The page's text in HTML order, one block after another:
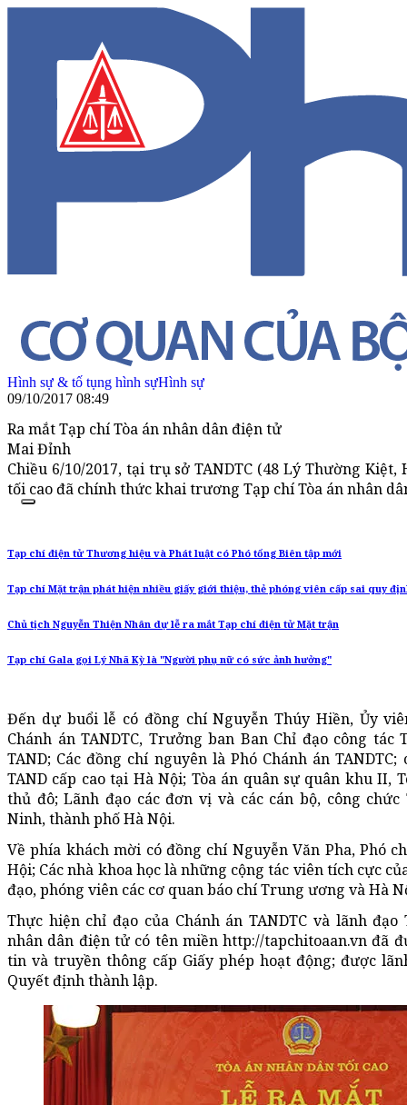
Hình sự & tố tụng hình sựHình sự
09/10/2017 08:49
Ra mắt Tạp chí Tòa án nhân dân điện tử
Mai Đỉnh
Chiều 6/10/2017, tại trụ sở TANDTC (48 Lý Thường Kiệt,
tối cao đã chính thức khai trương Tạp chí Tòa án nhân
Tạp chí điện tử Thương hiệu và Phát luật có Phó tổng Biên tập mới
Tạp chí Mặt trận phát hiện nhiều giấy giới thiệu, thẻ phóng viên cấp sai quy
Chủ tịch Nguyễn Thiện Nhân dự lễ ra mắt Tạp chí điện tử Mặt trận
Tạp chí Gala gọi Lý Nhã Kỳ là "Người phụ nữ có sức ảnh hưởng"
Đến dự buổi lễ có đồng chí Nguyễn Thúy Hiền, Ủy
Chánh án TANDTC, Trưởng ban Ban Chỉ đạo công
TAND; Các đồng chí nguyên là Phó Chánh án TANDTC;
TAND cấp cao tại Hà Nội; Tòa án quân sự quân khu II,
thủ đô; Lãnh đạo các đơn vị và các cán bộ, công chức
Ninh, thành phố Hà Nội.
Về phía khách mời có đồng chí Nguyễn Văn Pha, Phó
Hội; Các nhà khoa học là những cộng tác viên tích cực
đạo, phóng viên các cơ quan báo chí Trung ương và Hà
Thực hiện chỉ đạo của Chánh án TANDTC và lãnh đạo
nhân dân điện tử có tên miền http://tapchitoaan.vn đã
tin và truyền thông cấp Giấy phép hoạt động; được
Quyết định thành lập.